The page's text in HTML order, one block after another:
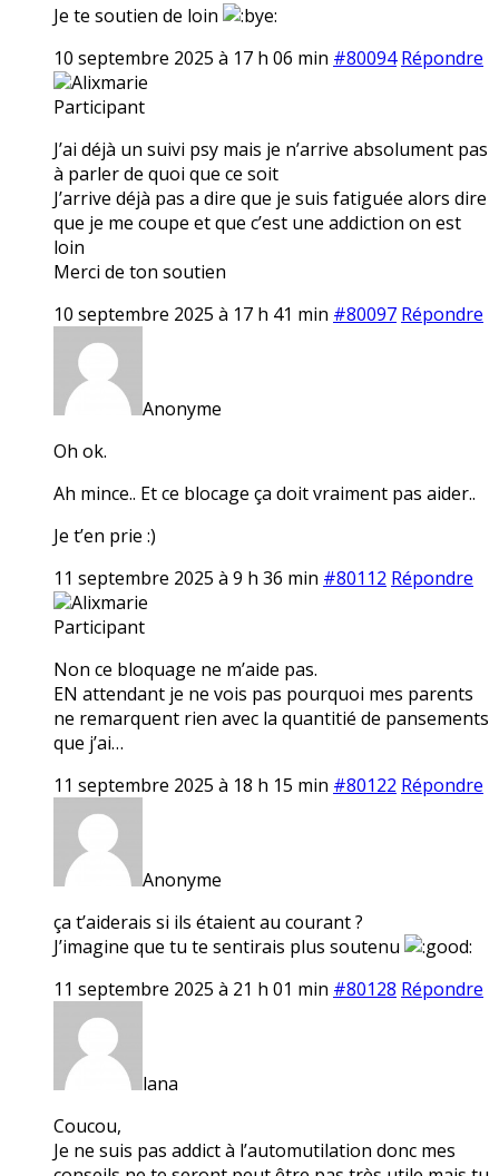
Je te soutien de loin
10 septembre 2025 à 17 h 06 min #80094 Répondre
Alixmarie
Participant
J’ai déjà un suivi psy mais je n’arrive absolument pas
à parler de quoi que ce soit
J’arrive déjà pas a dire que je suis fatiguée alors dire
que je me coupe et que c’est une addiction on est
loin
Merci de ton soutien
10 septembre 2025 à 17 h 41 min #80097 Répondre
Anonyme
Oh ok.
Ah mince.. Et ce blocage ça doit vraiment pas aider..
Je t’en prie :)
11 septembre 2025 à 9 h 36 min #80112 Répondre
Alixmarie
Participant
Non ce bloquage ne m’aide pas.
EN attendant je ne vois pas pourquoi mes parents
ne remarquent rien avec la quantitié de pansements
que j’ai…
11 septembre 2025 à 18 h 15 min #80122 Répondre
Anonyme
ça t’aiderais si ils étaient au courant ?
J’imagine que tu te sentirais plus soutenu
11 septembre 2025 à 21 h 01 min #80128 Répondre
lana
Coucou,
Je ne suis pas addict à l’automutilation donc mes